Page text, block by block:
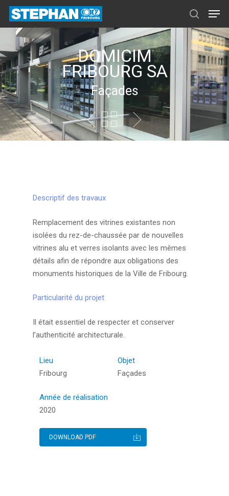
Appuyez sur ENTER pour rechercher ou sur ESC
DOMICIM
FRIBOURG SA
Façades
Descriptif des travaux
Remplacement des vitrines existantes non
isolées du rez-de-chaussée par de nouvelles
vitrines alu et verres isolants avec les mêmes
détails afin de répondre aux obligations des
monuments historiques de la Ville de Fribourg.
Particularité du projet
Il était essentiel de respecter et conserver
l’authenticité architecturale.
Lieu
Fribourg
Année de réalisation
2020
Objet
Façades
DOWNLOAD PDF